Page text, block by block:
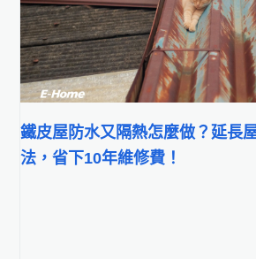
鐵皮屋防水又隔熱怎麼做？延長
法，省下10年維修費！